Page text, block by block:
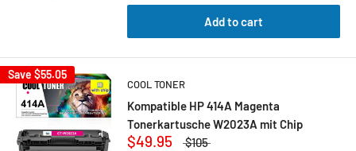
Add to cart
Save $55.05
COOL TONER
Kompatible HP 414A Magenta
Tonerkartusche W2023A mit Chip
$49.95 $105